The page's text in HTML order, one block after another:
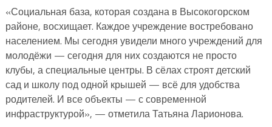
«Социальная база, которая создана в Высокогорском
районе, восхищает. Каждое учреждение востребовано
населением. Мы сегодня увидели много учреждений для
молодёжи — сегодня для них создаются не просто
клубы, а специальные центры. В сёлах строят детский
сад и школу под одной крышей — всё для удобства
родителей. И все объекты — с современной
инфраструктурой», — отметила Татьяна Ларионова.